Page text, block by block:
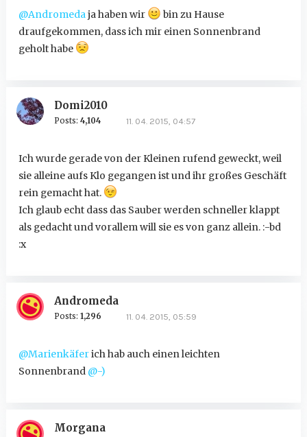
@Andromedaja haben wir
bin zu Hause
draufgekommen, dass ich mir einen Sonnenbrand
geholt habe
Domi2010
Posts: 4,104 11. 04. 2015, 04:57
Ich wurde gerade von der Kleinen rufend geweckt, weil
sie alleine aufs Klo gegangen ist und ihr großes Geschäft
rein gemacht hat.
Ich glaub echt dass das Sauber werden schneller klappt
als gedacht und vorallem will sie es von ganz allein. :-bd
:x
Andromeda
Posts: 1,296 11. 04. 2015, 05:59
@Marienkäferich hab auch einen leichten
Sonnenbrand @-)
Morgana